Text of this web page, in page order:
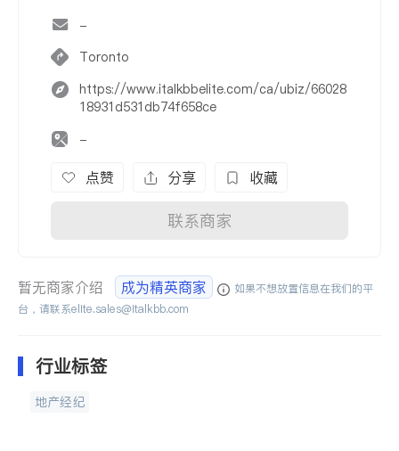
-
Toronto
https://www.italkbbelite.com/ca/ubiz/66028
18931d531db74f658ce
-
点赞 分享 收藏
联系商家
暂无商家介绍 成为精英商家
如果不想放置信息在我们的平
台，请联系elite.sales@italkbb.com
行业标签
地产经纪